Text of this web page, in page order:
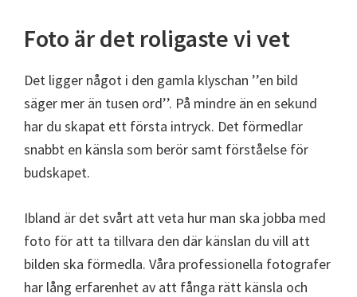
Foto är det roligaste vi vet
Det ligger något i den gamla klyschan ’’en bild
säger mer än tusen ord’’. På mindre än en sekund
har du skapat ett första intryck. Det förmedlar
snabbt en känsla som berör samt förståelse för
budskapet.
Ibland är det svårt att veta hur man ska jobba med
foto för att ta tillvara den där känslan du vill att
bilden ska förmedla. Våra professionella fotografer
har lång erfarenhet av att fånga rätt känsla och